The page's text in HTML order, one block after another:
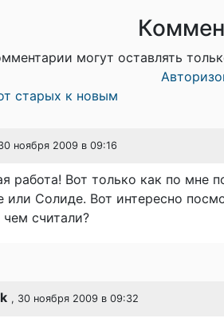
могут оставлять
старых к новым
ноября 2009 в 09:16
работа! Вот только как по мне
или Солиде. Вот интересно
считали?
, 30 ноября 2009 в 09:32